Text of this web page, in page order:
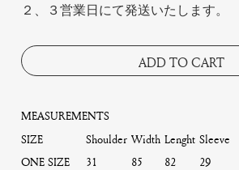
２、３営業日にて発送いたします。
ADD TO CART
MEASUREMENTS
SIZE
Shoulder Width Lenght Sleeve
ONE SIZE
31 85 82
29